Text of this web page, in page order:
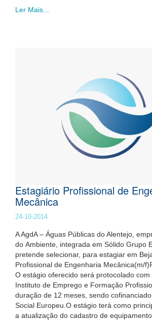
Ler Mais...
Estagiário Profissional de
Mecânica
24-10-2014
A AgdA – Águas Públicas do Alentejo,
do Ambiente, integrada em Sólido Grupo
pretende selecionar, para estagiar em
Profissional de Engenharia Mecânica(m/
O estágio oferecido será protocolado com
Instituto de Emprego e Formação
duração de 12 meses, sendo
Social Europeu.O estágio terá como
a atualização do cadastro de